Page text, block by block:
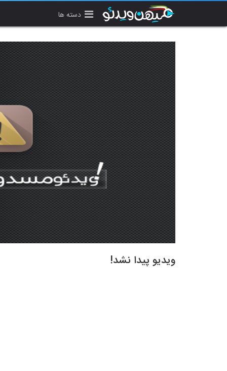
دسته ها
ویدیو پیدا نشد!